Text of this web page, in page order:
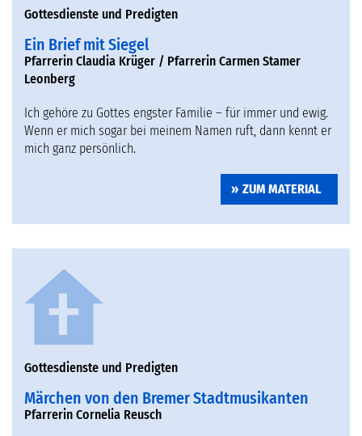
Gottesdienste und Predigten
Ein Brief mit Siegel
Pfarrerin Claudia Krüger / Pfarrerin Carmen Stamer
Leonberg
Ich gehöre zu Gottes engster Familie – für immer und ewig.
Wenn er mich sogar bei meinem Namen ruft, dann kennt er
mich ganz persönlich.
ZUM MATERIAL
Gottesdienste und Predigten
Märchen von den Bremer Stadtmusikanten
Pfarrerin Cornelia Reusch